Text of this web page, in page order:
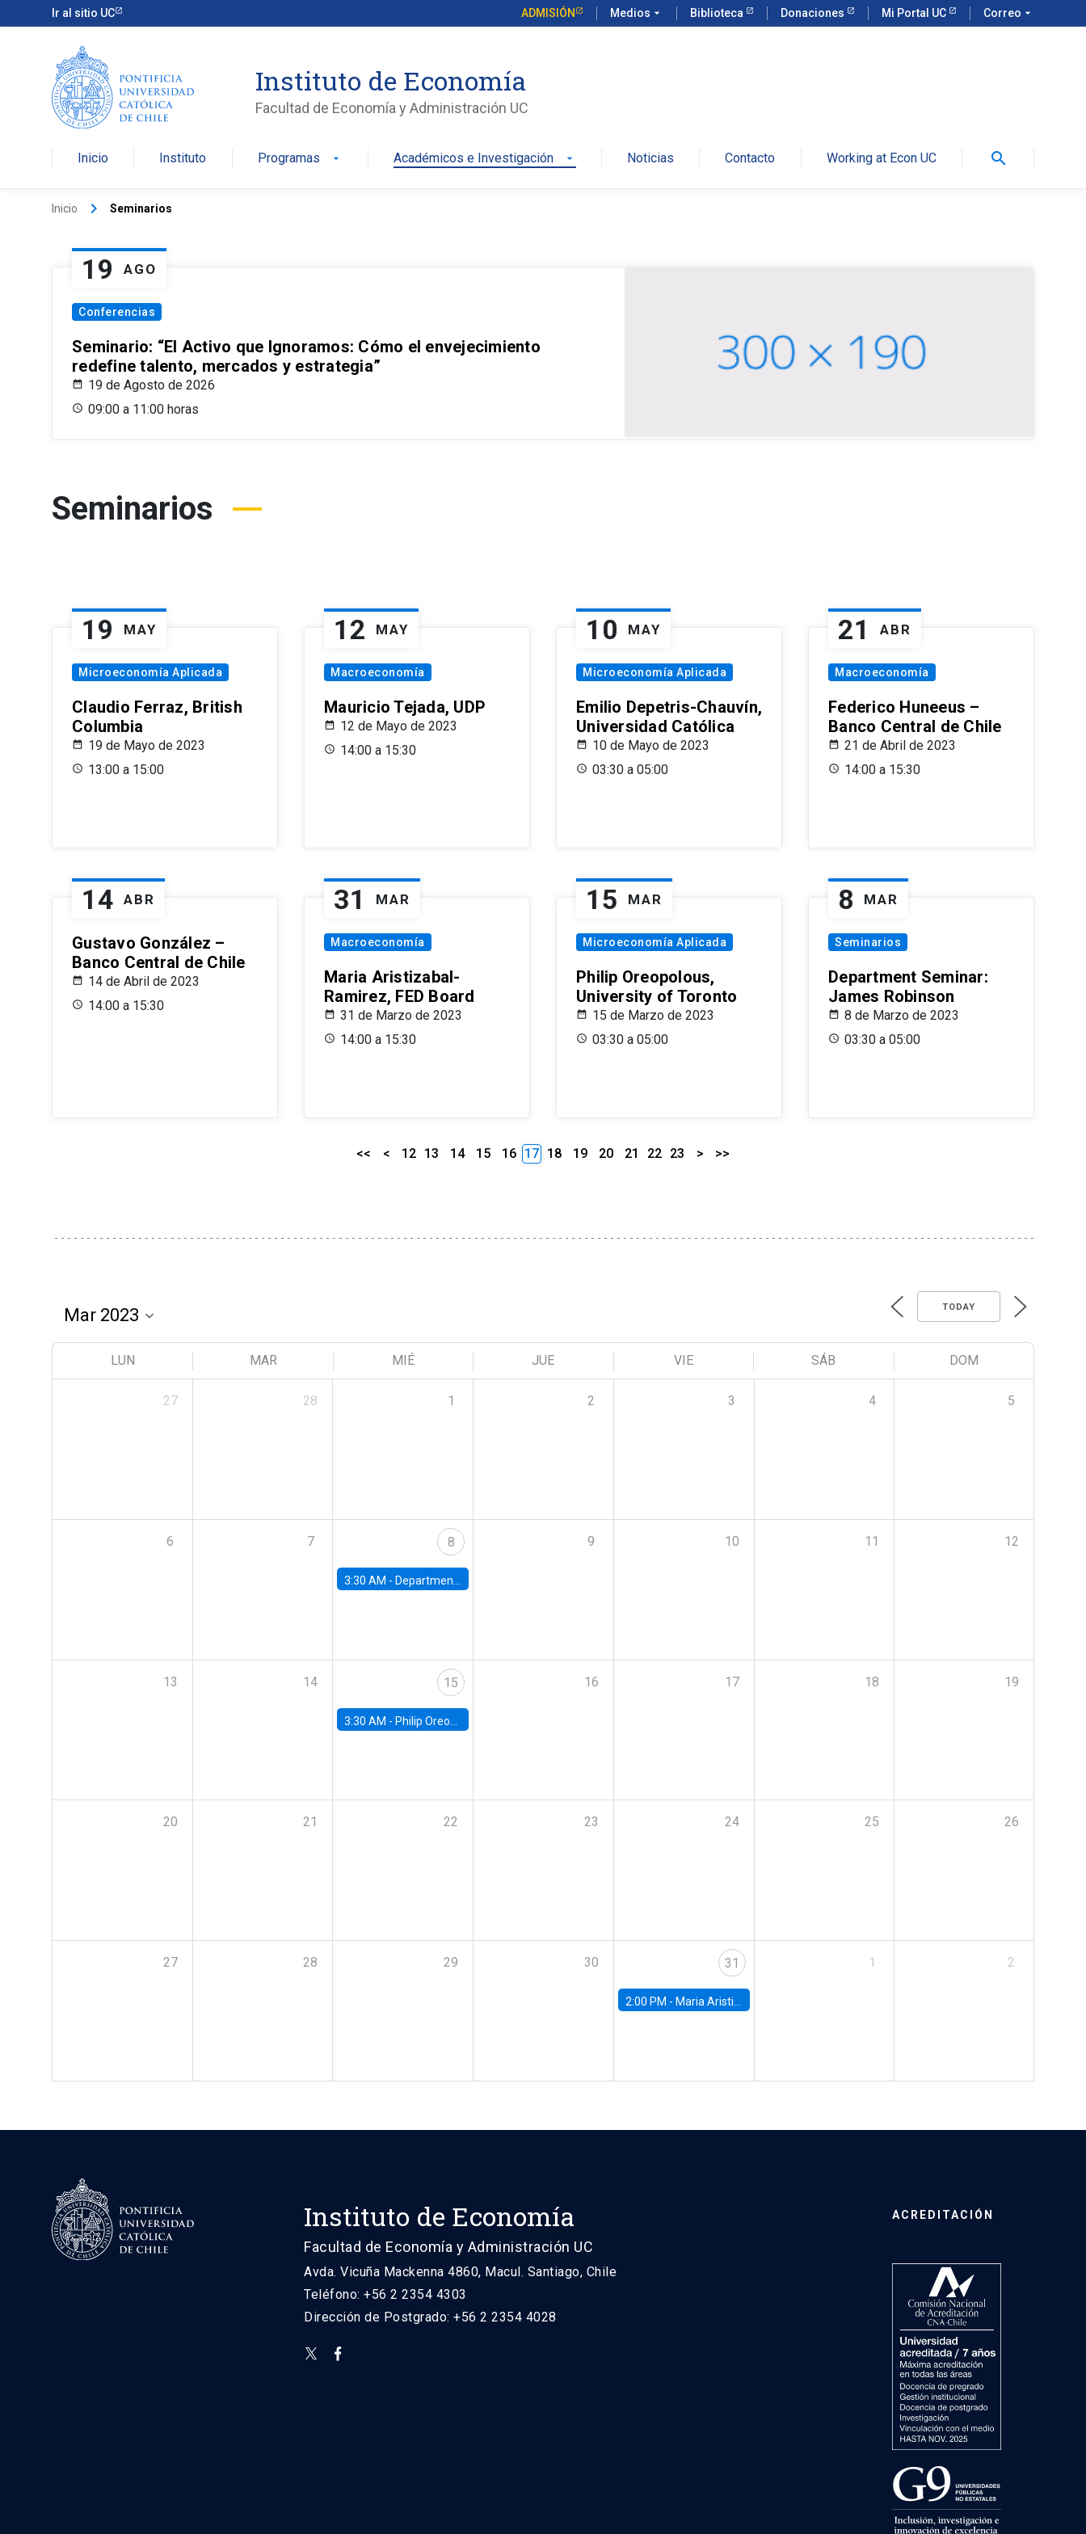
Ir al sitio UC ADMISIÓN Medios arrow_drop_down Biblioteca Donaciones Mi Portal UC Correo arrow_drop_down
Instituto de Economía
Facultad de Economía y Administración UC
Inicio Instituto Programas arrow_drop_down Académicos e Investigación arrow_drop_down Noticias Contacto Working at Econ UC search
Inicio keyboard_arrow_right Seminarios
19 AGO
Conferencias
Seminario: “El Activo que Ignoramos: Cómo el envejecimiento
redefine talento, mercados y estrategia”
19 de Agosto de 2026
09:00 a 11:00 horas
Seminarios
19 MAY
Microeconomía Aplicada
Claudio Ferraz, British
Columbia
19 de Mayo de 2023
13:00 a 15:00
12 MAY
Macroeconomía
Mauricio Tejada, UDP
12 de Mayo de 2023
14:00 a 15:30
10 MAY
Microeconomía Aplicada
Emilio Depetris-Chauvín,
Universidad Católica
10 de Mayo de 2023
03:30 a 05:00
21 ABR
Macroeconomía
Federico Huneeus –
Banco Central de Chile
21 de Abril de 2023
14:00 a 15:30
14 ABR
Gustavo González –
Banco Central de Chile
14 de Abril de 2023
14:00 a 15:30
31 MAR
Macroeconomía
Maria Aristizabal-
Ramirez, FED Board
31 de Marzo de 2023
14:00 a 15:30
15 MAR
Microeconomía Aplicada
Philip Oreopolous,
University of Toronto
15 de Marzo de 2023
03:30 a 05:00
8 MAR
Seminarios
Department Seminar:
James Robinson
8 de Marzo de 2023
03:30 a 05:00
<< < 12 13 14 15 16 17 18 19 20 21 22 23 > >>
TODAY
LUN MAR MIÉ JUE VIE SÁB DOM
27 28 1 2 3 4 5
6 7 8
3:30 AM - Department Seminar: James Robinson
9 10 11 12
13 14 15
3:30 AM - Philip Oreopolous, University of Toronto
16 17 18 19
20 21 22 23 24 25 26
27 28 29 30 31
2:00 PM - Maria Aristizabal-Ramirez, FED Board
1 2
Instituto de Economía
Facultad de Economía y Administración UC
Avda. Vicuña Mackenna 4860, Macul. Santiago, Chile
Teléfono: +56 2 2354 4303
Dirección de Postgrado: +56 2 2354 4028
ACREDITACIÓN